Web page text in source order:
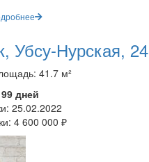
Убсу-Нурская, 24
41.7 м²
дней
25.02.2022
4 600 000 ₽